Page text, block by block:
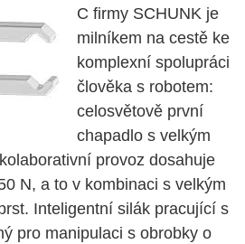
C firmy SCHUNK je
milníkem na cestě ke
komplexní spolupráci
člověka s robotem:
celosvětově první
chapadlo s velkým
provoz dosahuje
N, a to v kombinaci s velkým
Inteligentní silák pracující s
pro manipulaci s obrobky o